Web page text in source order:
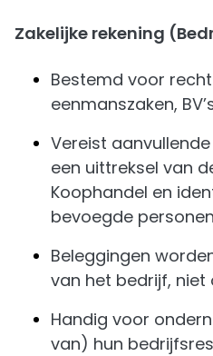
Zakelijke rekening
Bestemd voor
eenmanszaken,
Vereist
een uittreksel van
Koophandel en
bevoegde
Beleggingen
van het bedrijf, niet
Handig voor
van) hun